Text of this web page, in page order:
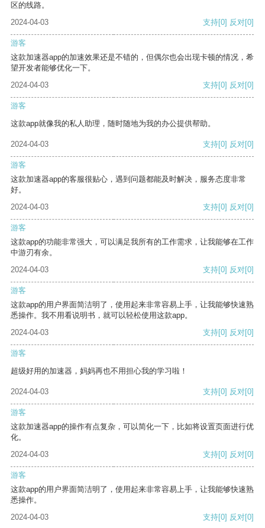
区的线路。
2024-04-03
支持[0] 反对[0]
游客
这款加速器app的加速效果还是不错的，但偶尔也会出现卡顿的情况，希
望开发者能够优化一下。
2024-04-03
支持[0] 反对[0]
游客
这款app就像我的私人助理，随时随地为我的办公提供帮助。
2024-04-03 支持[0] 反对[0]
游客
这款加速器app的客服很贴心，遇到问题都能及时解决，服务态度非常
好。
2024-04-03
支持[0] 反对[0]
游客
这款app的功能非常强大，可以满足我所有的工作需求，让我能够在工作
中游刃有余。
2024-04-03
支持[0] 反对[0]
游客
这款app的用户界面简洁明了，使用起来非常容易上手，让我能够快速熟
悉操作。我不用看说明书，就可以轻松使用这款app。
2024-04-03
支持[0] 反对[0]
游客
超级好用的加速器，妈妈再也不用担心我的学习啦！
2024-04-03 支持[0] 反对[0]
游客
这款加速器app的操作有点复杂，可以简化一下，比如将设置页面进行优
化。
2024-04-03
支持[0] 反对[0]
游客
这款app的用户界面简洁明了，使用起来非常容易上手，让我能够快速熟
悉操作。
2024-04-03
支持[0] 反对[0]